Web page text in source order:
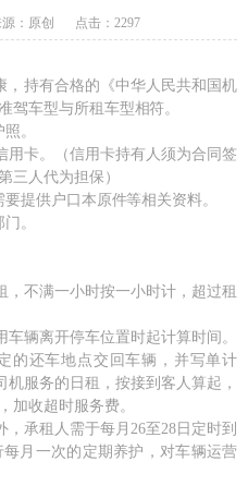
：原创 点击：2297
，持有合格的《中华人民共和国机
驾车型与所租车型相符。
。
用卡。（信用卡持有人须为合同签
三人代为担保）
提供户口本原件等相关资料。
。
不满一小时按一小时计，超过租
辆离开停车位置时起计算时间。
的还车地点交回车辆，并写单计
服务的日租，按接到客人算起，
加收超时服务费。
承租人需于每月26至28日定时到
月一次的定期养护，对车辆运营